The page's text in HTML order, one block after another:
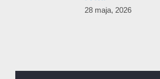
28 maja, 2026